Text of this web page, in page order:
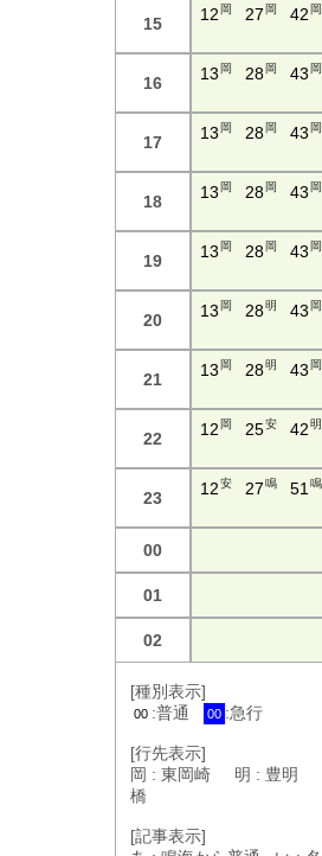
15 12 岡 27 岡 42 岡
16 13 岡 28岡 43 岡
17 13 岡 28岡 43 岡
18 13 岡 28岡 43 岡
19 13 岡 28岡 43 岡
20 13 岡 28明 43 岡
21 13 岡 28明 43 岡
22 12 岡 25安 42 明
23 12安 27鳴 51鳴
00
01
02
[種別表示]
00 :普通 00 :急行
[行先表示]
岡 : 東岡崎 明 : 豊明
橋
[記事表示]